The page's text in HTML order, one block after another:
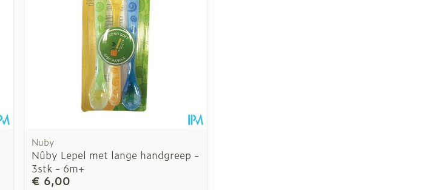
Nuby
Nûby Lepel met lange handgreep -
3stk - 6m+
€ 6,00